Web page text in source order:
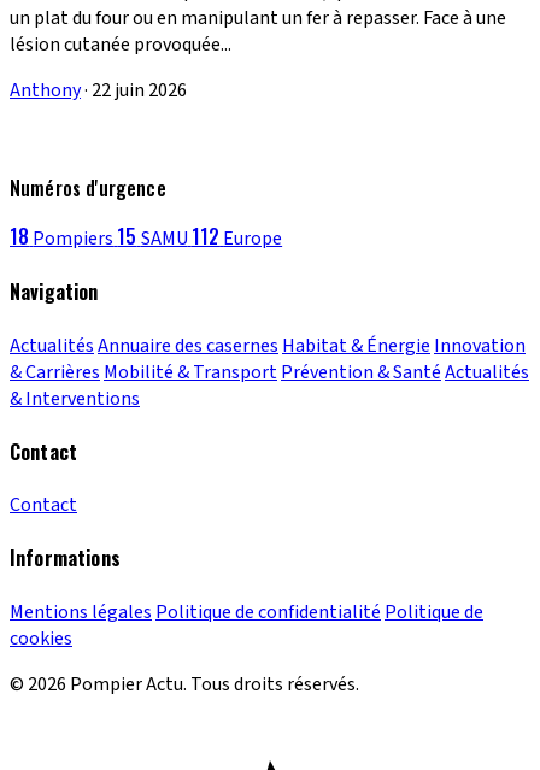
un plat du four ou en manipulant un fer à repasser. Face à une
lésion cutanée provoquée...
Anthony· 22 juin 2026
Numéros d'urgence
18 Pompiers 15 SAMU 112 Europe
Navigation
ActualitésAnnuaire des casernes Habitat & Énergie Innovation
& Carrières Mobilité & TransportPrévention & SantéActualités
& Interventions
Contact
Contact
Informations
Mentions légales Politique de confidentialité Politique de
cookies
© 2026 Pompier Actu. Tous droits réservés.